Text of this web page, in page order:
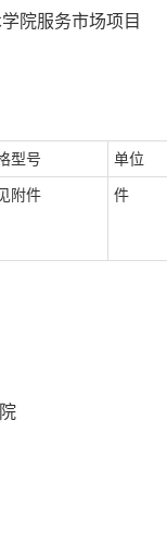
院服务市场项目
型号 单位
附件 件